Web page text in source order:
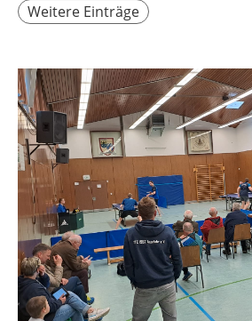
Weitere Einträge